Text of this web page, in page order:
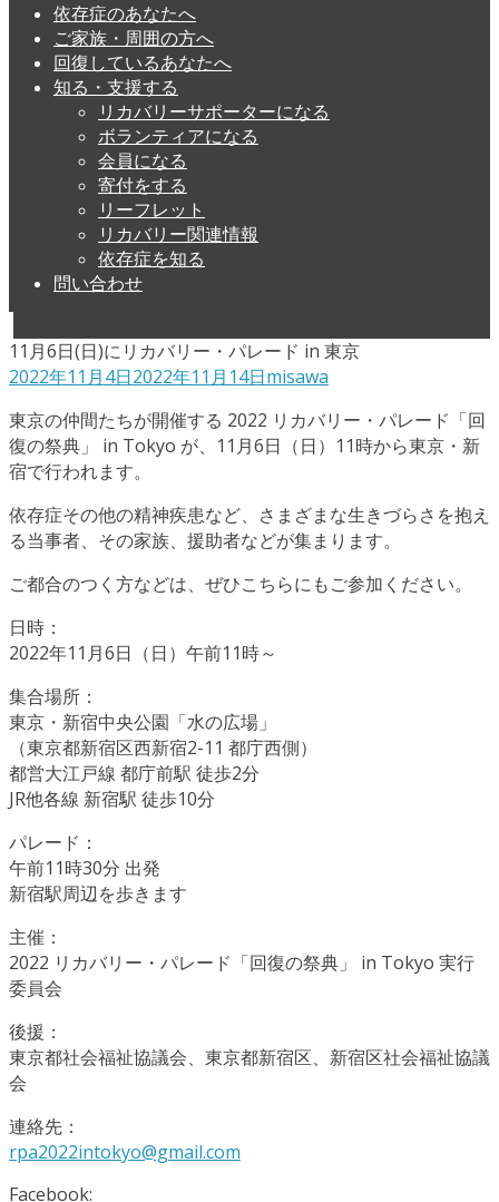
依存症のあなたへ
ご家族・周囲の方へ
回復しているあなたへ
知る・支援する
リカバリーサポーターになる
ボランティアになる
会員になる
寄付をする
リーフレット
リカバリー関連情報
依存症を知る
問い合わせ
11月6日(日)にリカバリー・パレード in 東京
2022年11月4日2022年11月14日misawa
東京の仲間たちが開催する 2022 リカバリー・パレード「回
復の祭典」 in Tokyo が、11月6日（日）11時から東京・新
宿で行われます。
依存症その他の精神疾患など、さまざまな生きづらさを抱え
る当事者、その家族、援助者などが集まります。
ご都合のつく方などは、ぜひこちらにもご参加ください。
日時：
2022年11月6日（日）午前11時～
集合場所：
東京・新宿中央公園「水の広場」
（東京都新宿区西新宿2-11 都庁西側）
都営大江戸線 都庁前駅 徒歩2分
JR他各線 新宿駅 徒歩10分
パレード：
午前11時30分 出発
新宿駅周辺を歩きます
主催：
2022 リカバリー・パレード「回復の祭典」 in Tokyo 実行
委員会
後援：
東京都社会福祉協議会、東京都新宿区、新宿区社会福祉協議
会
連絡先：
rpa2022intokyo@gmail.com
Facebook: